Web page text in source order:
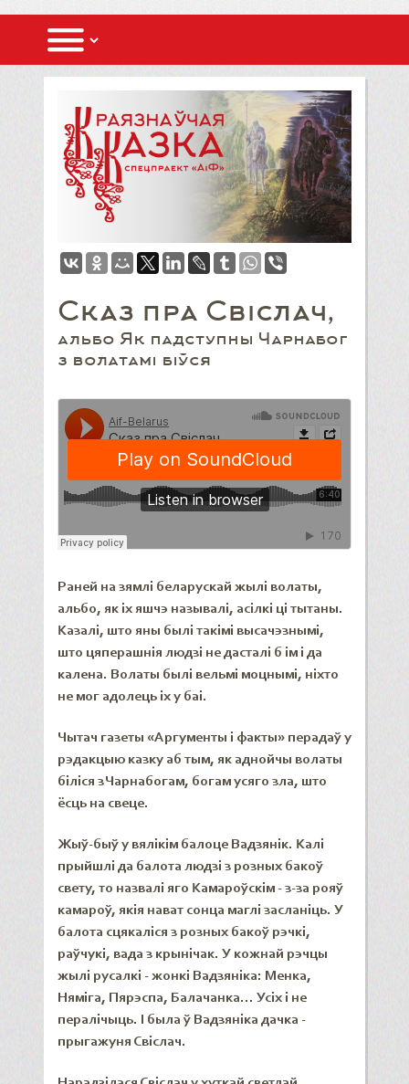
Сказ пра Свіслач,
альбо Як падступны Чарнабог
з волатамі біўся
Раней на зямлі беларускай жылі волаты,
альбо, як іх яшчэ называлі, асілкі ці тытаны.
Казалі, што яны былі такімі высачэзнымі,
што цяперашнія людзі не дасталі б ім і да
калена. Волаты былі вельмі моцнымі, ніхто
не мог адолець іх у баі.
Чытач газеты «Аргументы і факты» перадаў у
рэдакцыю казку аб тым, як аднойчы волаты
біліся з Чарнабогам, богам усяго зла, што
ёсць на свеце.
Жыў-быў у вялікім балоце Вадзянік. Калі
прыйшлі да балота людзі з розных бакоў
свету, то назвалі яго Камароўскім - з-за рояў
камароў, якія нават сонца маглі засланіць. У
балота сцякаліся з розных бакоў рэчкі,
раўчукі, вада з крынічак. У кожнай рэчцы
жылі русалкі - жонкі Вадзяніка: Менка,
Няміга, Пярэспа, Балачанка... Усіх і не
пералічыць. І была ў Вадзяніка дачка -
прыгажуня Свіслач.